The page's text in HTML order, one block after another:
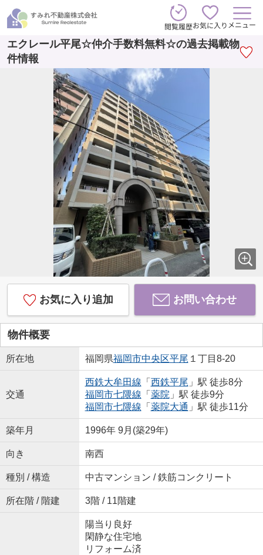
閲覧履歴お気に入り メニュー
エクレール平尾☆仲介手数料無料☆の過去掲載物
件情報
お気に入り追加 お問い合わせ
物件概要
所在地 福岡県福岡市中央区平尾 １丁目8-20
交通
西鉄大牟田線 「 西鉄平尾 」駅 徒歩8分
福岡市七隈線 「 薬院 」駅 徒歩9分
福岡市七隈線 「 薬院大通 」駅 徒歩11分
築年月 1996年 9月(築29年)
向き 南西
種別 / 構造 中古マンション / 鉄筋コンクリート
所在階 / 階建 3階 / 11階建
陽当り良好
閑静な住宅地
リフォーム済